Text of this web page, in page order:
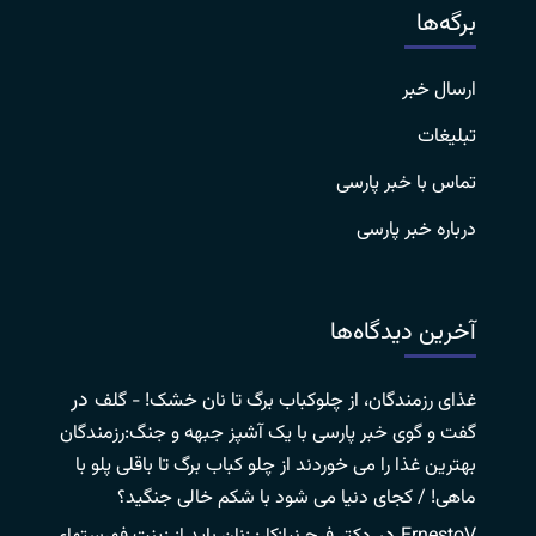
برگه‌ها
ارسال خبر
تبلیغات
تماس با خبر پارسی
درباره خبر پارسی
آخرین دیدگاه‌ها
غذای رزمندگان، از چلوکباب برگ تا نان خشک! - گلف در
گفت و گوی خبر پارسی با یک آشپز جبهه و جنگ:رزمندگان
بهترین غذا را می خوردند از چلو کباب برگ تا باقلی پلو با
ماهی! / کجای دنیا می شود با شکم خالی جنگید؟